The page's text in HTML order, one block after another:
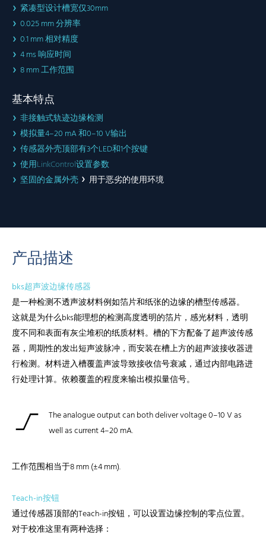
紧凑型设计槽宽仅30mm
0.025 mm 分辨率
0.1 mm 相对精度
4 ms 响应时间
8 mm 工作范围
基本特点
非接触式轨迹边缘检测
模拟量4–20 mA 和0–10 V输出
传感器外壳顶部有3个LED和1个按键
使用LinkControl设置参数
坚固的金属外壳
用于恶劣的使用环境
产品描述
bks超声波边缘传感器
是一种检测不透声波材料例如箔片和纸张的边缘的槽型传感器。
这就是为什么bks能理想的检测高度透明的箔片，感光材料，透明
度不同和表面有灰尘堆积的纸质材料。槽的下方配备了超声波传感
器，周期性的发出短声波脉冲，而安装在槽上方的超声波接收器进
行检测。材料进入槽覆盖声波导致接收信号衰减，通过内部电路进
行处理计算。依赖覆盖的程度来输出模拟量信号。
The analogue output can both deliver voltage 0–10 V as
well as current 4–20 mA.
工作范围相当于8 mm (±4 mm).
Teach-in按钮
通过传感器顶部的Teach-in按钮，可以设置边缘控制的零点位置。
对于校准这里有两种选择：